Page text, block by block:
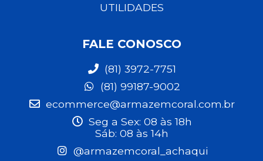
UTILIDADES
FALE CONOSCO
(81) 3972-7751
(81) 99187-9002
ecommerce@armazemcoral.com.br
Seg a Sex: 08 às 18h
Sáb: 08 às 14h
@armazemcoral_achaqui